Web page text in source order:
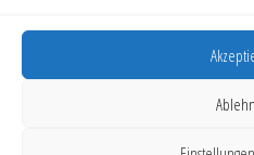
Helga Hopfenzitz
Staatlich anerkannte
GEPETE –